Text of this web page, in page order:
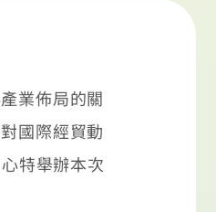
業佈局的關
國際經貿動
特舉辦本次